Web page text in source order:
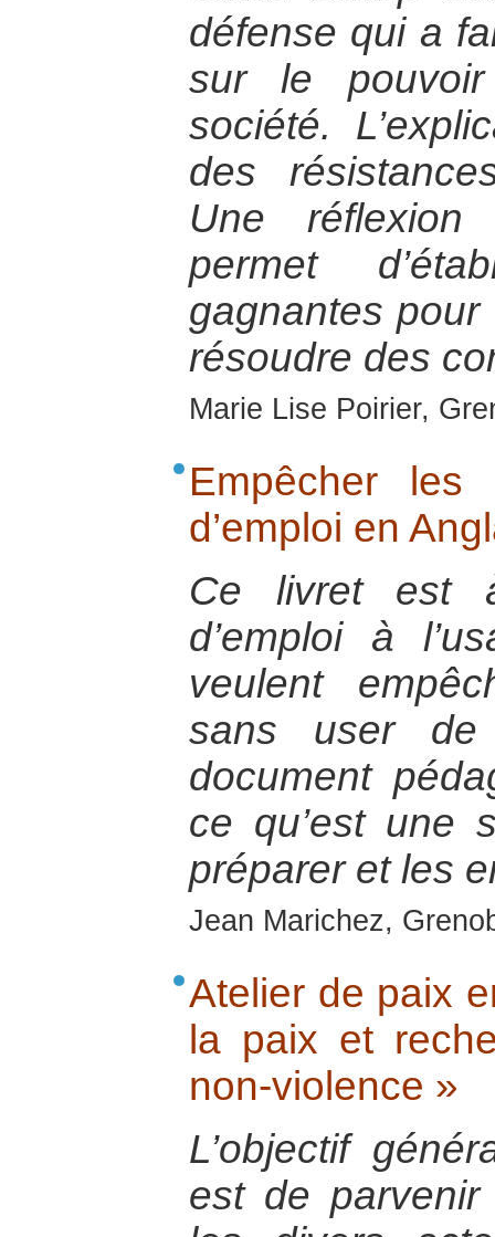
défense qui a
sur le
société.
des
Une
permet
gagnantes
résoudre des
Marie Lise Poirier,
Empêcher les
d’emploi en
Ce livret est
d’emploi à
veulent
sans user
document
ce qu’est une
préparer et les
Jean Marichez,
Atelier de paix
la paix et
non-violence »
L’objectif
est de